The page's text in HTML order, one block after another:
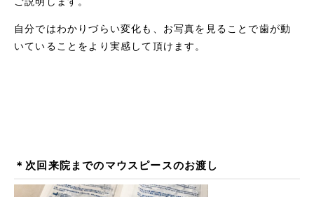
自分ではわかりづらい変化も、お写真を見ることで歯が動
いていることをより実感して頂けます。
＊次回来院までのマウスピースのお渡し